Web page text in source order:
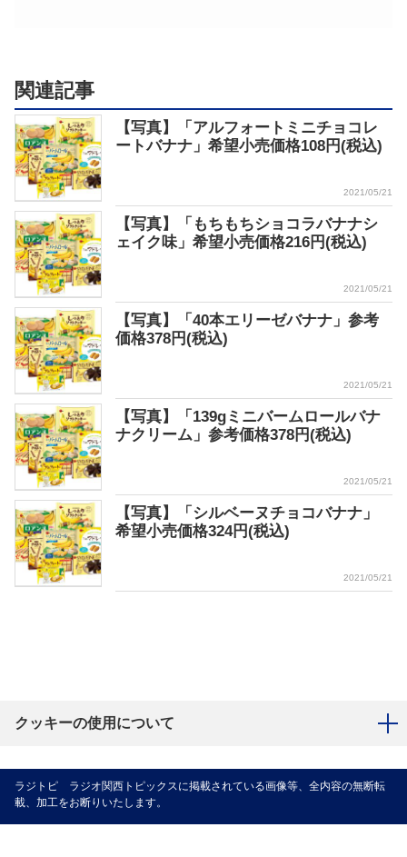
関連記事
【写真】「アルフォートミニチョコレ
ートバナナ」希望小売価格108円(税込)
2021/05/21
【写真】「もちもちショコラバナナシ
ェイク味」希望小売価格216円(税込)
2021/05/21
【写真】「40本エリーゼバナナ」参考
価格378円(税込)
2021/05/21
【写真】「139gミニバームロールバナ
ナクリーム」参考価格378円(税込)
2021/05/21
【写真】「シルベーヌチョコバナナ」
希望小売価格324円(税込)
2021/05/21
クッキーの使用について
ラジトピ ラジオ関西トピックスに掲載されている画像等、全内容の無断転
載、加工をお断りいたします。